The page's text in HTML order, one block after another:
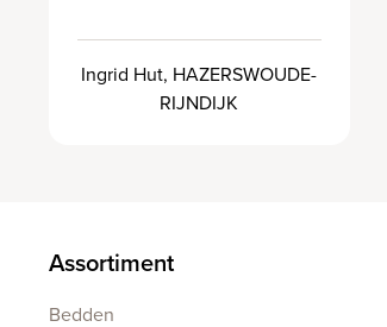
Ingrid Hut, HAZERSWOUDE-
RIJNDIJK
Assortiment
Bedden